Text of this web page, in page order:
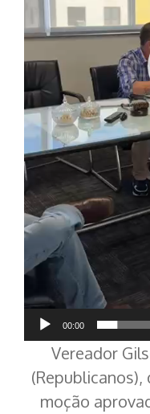
00:00
Vereador
moção